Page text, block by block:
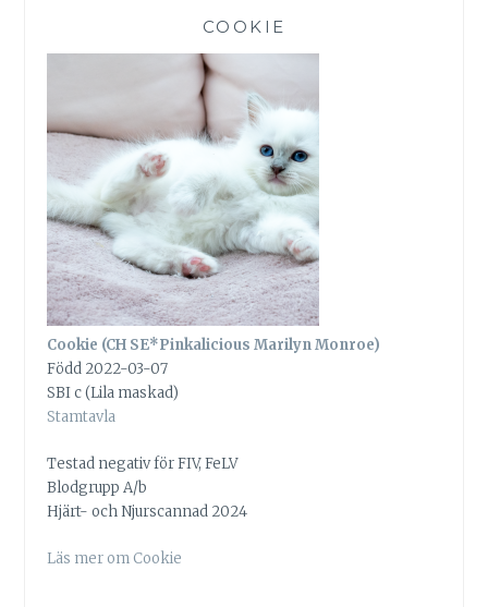
COOKIE
Cookie (CH SE*Pinkalicious Marilyn Monroe)
Född 2022-03-07
SBI c (Lila maskad)
Stamtavla
Testad negativ för FIV, FeLV
Blodgrupp A/b
Hjärt- och Njurscannad 2024
Läs mer om Cookie